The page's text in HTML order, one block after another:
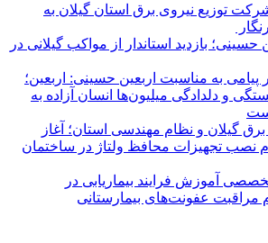
توزیع نیروی برق استان گیلان به
حسینی؛ بازدید استاندار از مواکب گیلانی در
پیامی به مناسبت اربعین حسینی: اربعین؛
و دلدادگی میلیون‌ها انسان آزاده به
برق گیلان و نظام مهندسی استان؛ آغاز
نصب تجهیزات محافظ ولتاژ در ساختمان
آموزش فرایند بیماریابی در
مراقبت عفونت‌های بیمارستانی